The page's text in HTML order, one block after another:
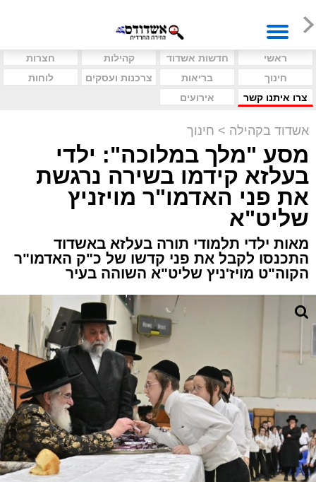
ראשי חדשות אשדוד קהילות
חצרות
חינוך
בריאות צרכנות ועסקים
לוחות
צרו איתנו קשר
אירועים
אשדוד בקהילה > חינוך
מסע "מלך במלוכה": ילדי
בעלזא קידמו בשירה נרגשת
את פני האדמו"ר מויזניץ
שליט"א
מאות ילדי תלמודי תורה בעלזא באשדוד
התכנסו לקבל את פני קדשו של כ"ק האדמו"ר
הקוה"ט מויז'ניץ שליט"א השוהה בעיר